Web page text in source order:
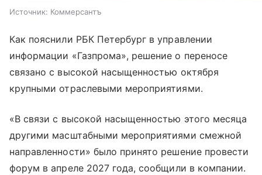
Источник: Коммерсантъ
Как пояснили РБК Петербург в управлении
информации «Газпрома», решение о переносе
связано с высокой насыщенностью октября
крупными отраслевыми мероприятиями.
«В связи с высокой насыщенностью этого месяца
другими масштабными мероприятиями смежной
направленности» было принято решение провести
форум в апреле 2027 года, сообщили в компании.